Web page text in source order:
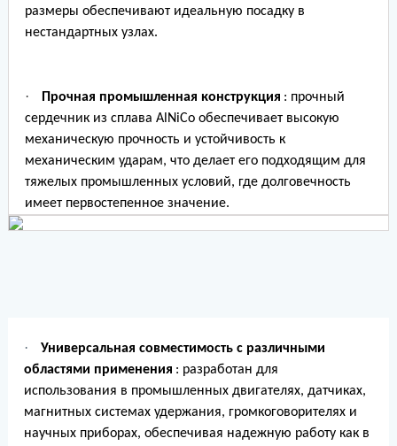
размеры обеспечивают идеальную посадку в
нестандартных узлах.
· Прочная промышленная конструкция : прочный
сердечник из сплава AlNiCo обеспечивает высокую
механическую прочность и устойчивость к
механическим ударам, что делает его подходящим для
тяжелых промышленных условий, где долговечность
имеет первостепенное значение.
·
Универсальная совместимость с различными
областями применения : разработан для
использования в промышленных двигателях, датчиках,
магнитных системах удержания, громкоговорителях и
научных приборах, обеспечивая надежную работу как в